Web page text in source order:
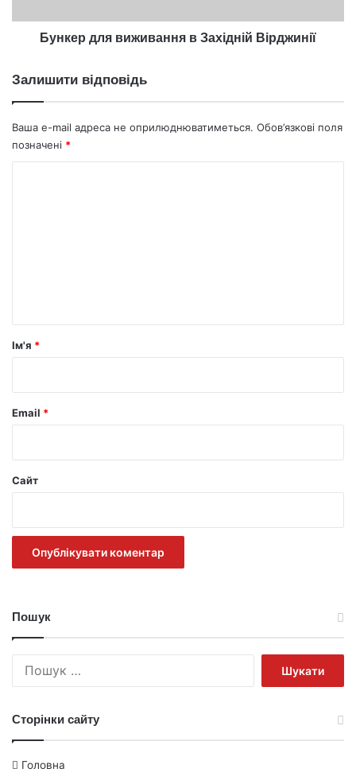
Бункер для виживання в Західній Вірджинії
Залишити відповідь
Ваша e-mail адреса не оприлюднюватиметься. Обов’язкові поля
позначені *
рІм'я *
Email *
Сайт
Пошук
Сторінки сайту
Головна